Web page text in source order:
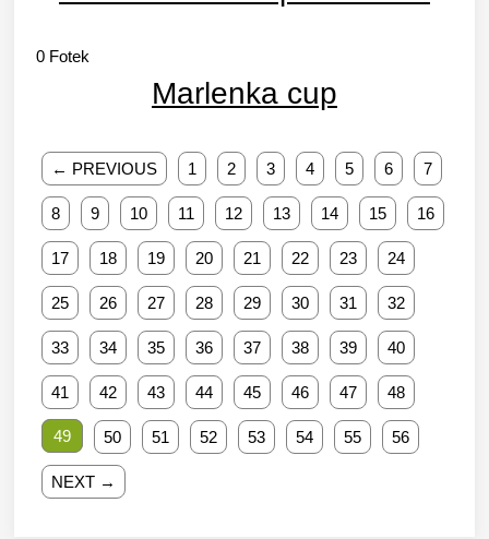
0 Fotek
Marlenka cup
← PREVIOUS 1 2 3 4 5 6 7
8 9 10 11 12 13 14 15 16
17 18 19 20 21 22 23 24
25 26 27 28 29 30 31 32
33 34 35 36 37 38 39 40
41 42 43 44 45 46 47 48
49 50 51 52 53 54 55 56
NEXT →